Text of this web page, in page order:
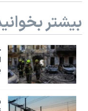
صفحه‌های ویژه
بیشتر